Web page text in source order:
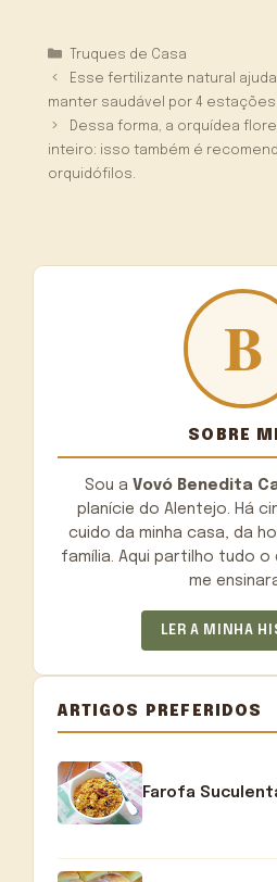
Categorias
Truques de Casa
Esse fertilizante natural
manter saudável por 4 estações
Dessa forma, a orquídea
inteiro: isso também é
orquidófilos.
SOBRE
Sou a Vovó Benedita
planície do Alentejo. Há
cuido da minha casa, da
família. Aqui partilho tudo
me
LER A MINHA
ARTIGOS PREFERIDOS
Farofa